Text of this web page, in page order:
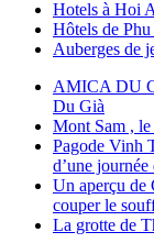
Hotels à Hoi
Hôtels de
Auberges de
AMICA DU
Du Già
Mont Sam ,
Pagode Vinh
d’une
Un aperçu de
couper le
La grotte de